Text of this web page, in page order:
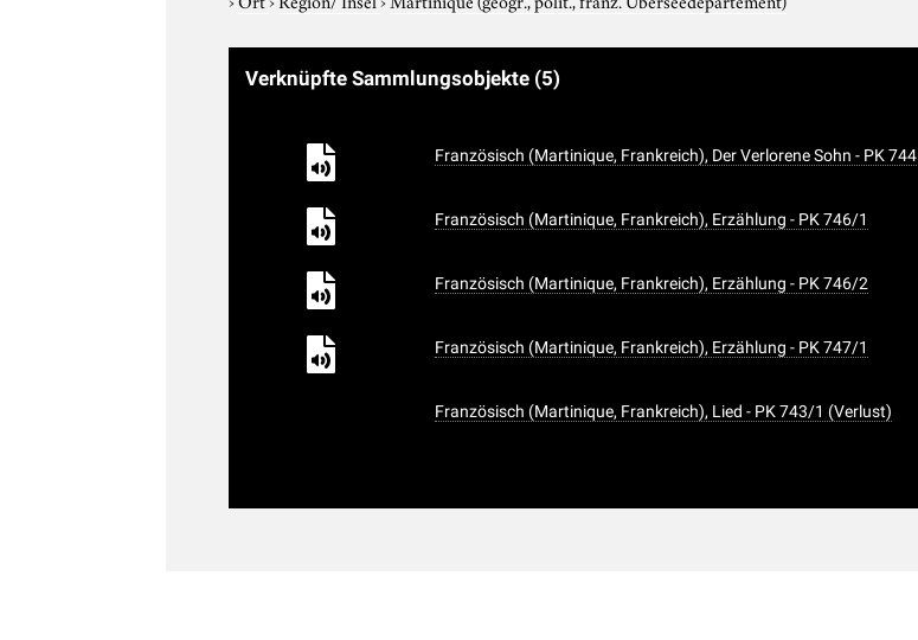
Verknüpfte Sammlungsobjekte (5)
Französisch (Martinique, Frankreich), Der Verlorene Sohn - PK 744
Französisch (Martinique, Frankreich), Erzählung - PK 746/1
Französisch (Martinique, Frankreich), Erzählung - PK 746/2
Französisch (Martinique, Frankreich), Erzählung - PK 747/1
Französisch (Martinique, Frankreich), Lied - PK 743/1 (Verlust)